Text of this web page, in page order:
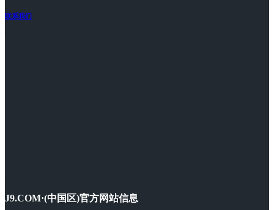
联系我们
J9.COM·(中国区)官方网站信息